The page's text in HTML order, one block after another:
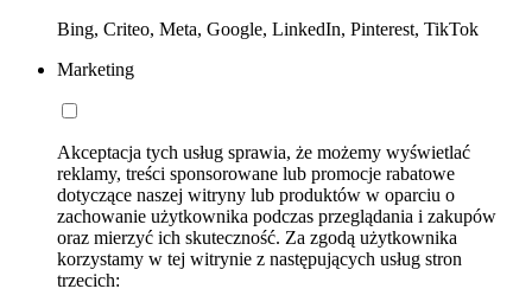
Bing, Criteo, Meta, Google, LinkedIn, Pinterest, TikTok
Marketing
Akceptacja tych usług sprawia, że możemy wyświetlać
reklamy, treści sponsorowane lub promocje rabatowe
dotyczące naszej witryny lub produktów w oparciu o
zachowanie użytkownika podczas przeglądania i zakupów
oraz mierzyć ich skuteczność. Za zgodą użytkownika
korzystamy w tej witrynie z następujących usług stron
trzecich: